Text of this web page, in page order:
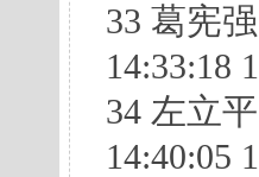
33 葛宪
14:33:18
34 左立
14:40:05